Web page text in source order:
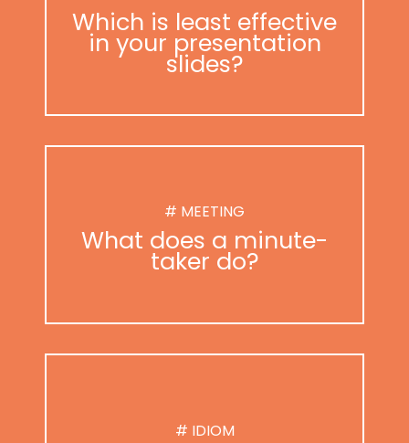
Which is least effective
in your presentation
slides?
# MEETING
What does a minute-
taker do?
# IDIOM